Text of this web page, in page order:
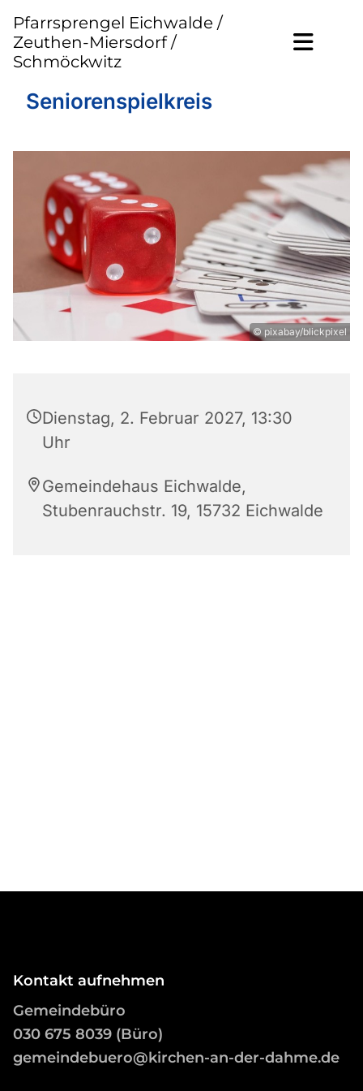
Pfarrsprengel Eichwalde /
Zeuthen-Miersdorf /
Schmöckwitz
Seniorenspielkreis
© pixabay/blickpixel
Dienstag, 2. Februar 2027, 13:30
Uhr
Gemeindehaus Eichwalde,
Stubenrauchstr. 19, 15732 Eichwalde
Kontakt aufnehmen
Gemeindebüro
030 675 8039 (Büro)
gemeindebuero@kirchen-an-der-dahme.de